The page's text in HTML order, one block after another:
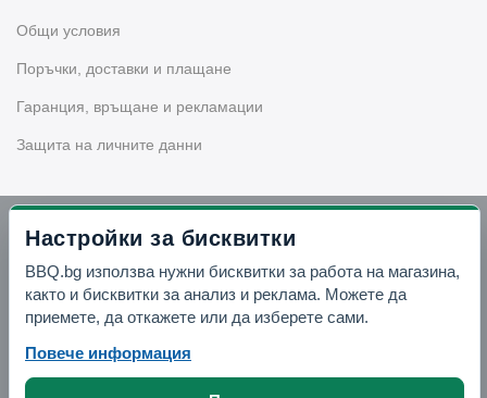
Общи условия
Поръчки, доставки и плащане
Гаранция, връщане и рекламации
Защита на личните данни
Бюлетин
Запишете се за нашия бюлетин
Настройки за бисквитки
BBQ.bg използва нужни бисквитки за работа на магазина,
както и бисквитки за анализ и реклама. Можете да
приемете, да откажете или да изберете сами.
Повече информация